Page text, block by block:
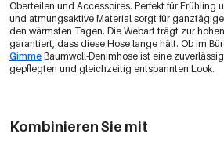
Oberteilen und Accessoires. Perfekt für Frühling
und atmungsaktive Material sorgt für
den wärmsten Tagen. Die Webart trägt zur
garantiert, dass diese Hose lange hält. Ob im
Gimme Baumwoll-Denimhose ist eine
gepflegten und gleichzeitig entspannten Look.
Kombinieren Sie mit